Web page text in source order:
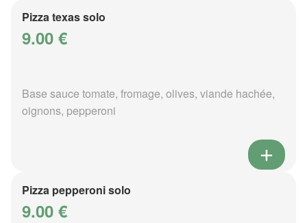
Pizza texas solo
9.00 €
Base sauce tomate, fromage, olives, viande hachée,
oignons, pepperoni
Pizza pepperoni solo
9.00 €